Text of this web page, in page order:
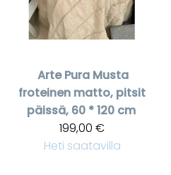
Arte Pura Musta
froteinen matto, pitsit
päissä, 60 * 120 cm
199,00 €
Heti saatavilla